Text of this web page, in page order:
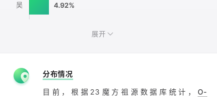
4.92%
吴
展开
分布情况
目前，根据23魔方祖源数据库统计， O-